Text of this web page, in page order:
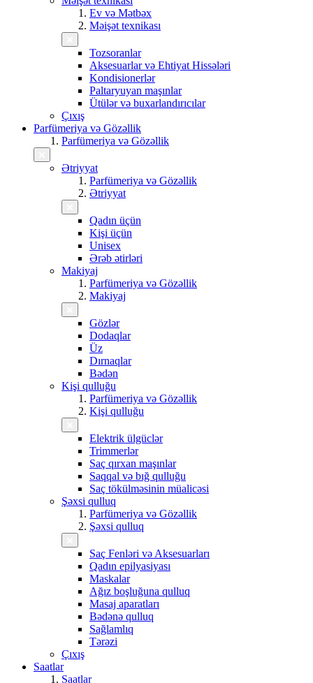
Ev və Mətbəx
Məişət texnikası
Tozsoranlar
Aksesuarlar və Ehtiyat Hissələri
Kondisionerlər
Paltaryuyan maşınlar
Ütülər və buxarlandırıcılar
Çıxış
Parfümeriya və Gözəllik
Parfümeriya və Gözəllik
Ətriyyat
Parfümeriya və Gözəllik
Ətriyyat
Qadın üçün
Kişi üçün
Unisex
Ərəb ətirləri
Makiyaj
Parfümeriya və Gözəllik
Makiyaj
Gözlər
Dodaqlar
Üz
Dırnaqlar
Bədən
Kişi qulluğu
Parfümeriya və Gözəllik
Kişi qulluğu
Elektrik ülgüclər
Trimmerlər
Saç qırxan maşınlar
Saqqal və bığ qulluğu
Saç tökülməsinin müalicəsi
Şəxsi qulluq
Parfümeriya və Gözəllik
Şəxsi qulluq
Saç Fenləri və Aksesuarları
Qadın epilyasiyası
Maskalar
Ağız boşluğuna qulluq
Masaj aparatları
Bədənə qulluq
Sağlamlıq
Tərəzi
Çıxış
Saatlar
Saatlar